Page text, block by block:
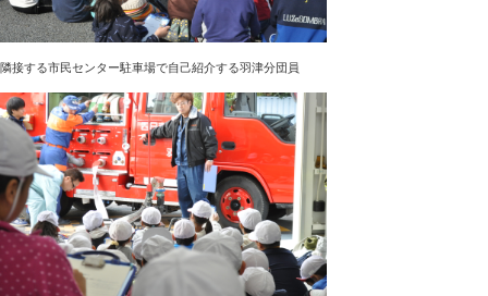
隣接する市民センター駐車場で自己紹介する羽津分団員